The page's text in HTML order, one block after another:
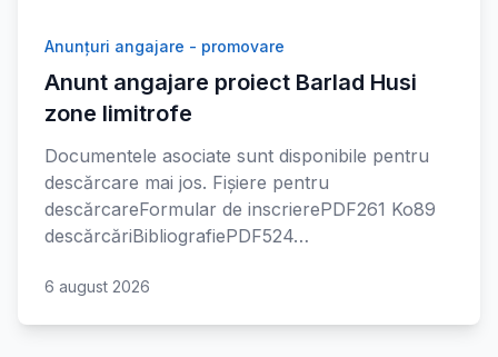
Anunțuri angajare - promovare
Anunt angajare proiect Barlad Husi
zone limitrofe
Documentele asociate sunt disponibile pentru
descărcare mai jos. Fișiere pentru
descărcareFormular de inscrierePDF261 Ko89
descărcăriBibliografiePDF524…
6 august 2026